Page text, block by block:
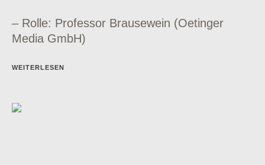
– Rolle: Professor Brausewein (Oetinger
Media GmbH)
WEITERLESEN